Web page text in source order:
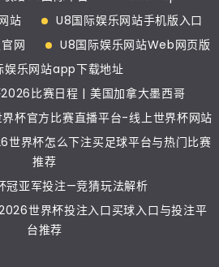
站
U8国际娱乐网站手机版入口
网
U8国际娱乐网站Web网页版
娱乐网站app下载地址
比赛日程 | 美国加拿大墨西哥
杯官方比赛直播平台-线上世界杯网站
界杯怎么下注买足球平台与热门比赛
推荐
冠亚军投注—竞猜玩法解析
世界杯投注入口买球入口与投注平
台推荐